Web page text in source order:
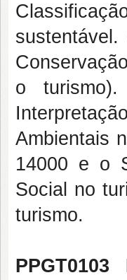
o
Ambientais
14000 e o
Social no
turismo.